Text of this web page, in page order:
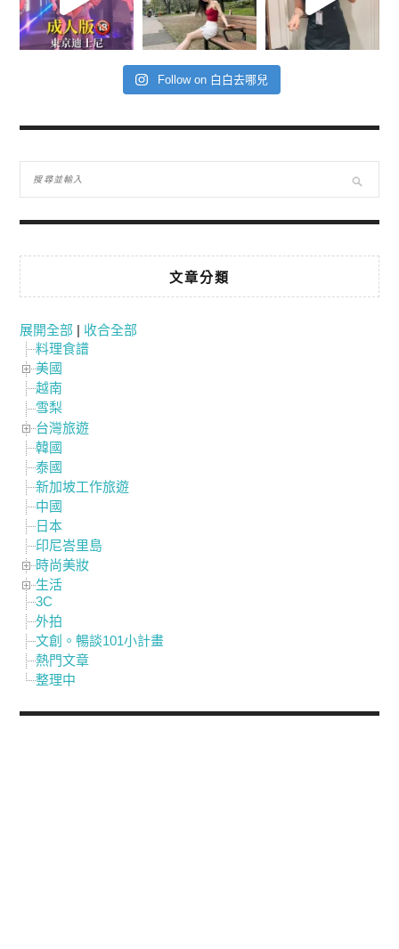
Follow on 白白去哪兒
文章分類
展開全部 | 收合全部
料理食譜
美國
越南
雪梨
台灣旅遊
韓國
泰國
新加坡工作旅遊
中國
日本
印尼峇里島
時尚美妝
生活
3C
外拍
文創。暢談101小計畫
熱門文章
整理中